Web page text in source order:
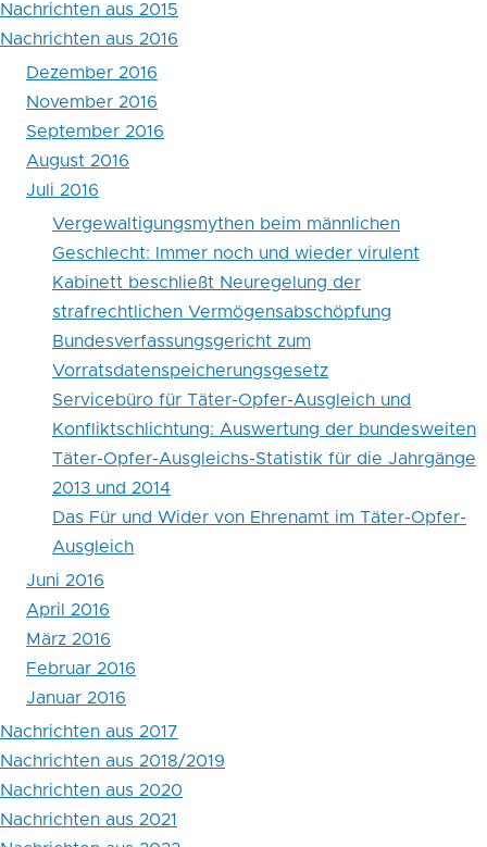
Nachrichten aus 2015
Nachrichten aus 2016
Dezember 2016
November 2016
September 2016
August 2016
Juli 2016
Vergewaltigungsmythen beim männlichen
Geschlecht: Immer noch und wieder virulent
Kabinett beschließt Neuregelung der
strafrechtlichen Vermögensabschöpfung
Bundesverfassungsgericht zum
Vorratsdatenspeicherungsgesetz
Servicebüro für Täter-Opfer-Ausgleich und
Konfliktschlichtung: Auswertung der bundesweiten
Täter-Opfer-Ausgleichs-Statistik für die Jahrgänge
2013 und 2014
Das Für und Wider von Ehrenamt im Täter-Opfer-
Ausgleich
Juni 2016
April 2016
März 2016
Februar 2016
Januar 2016
Nachrichten aus 2017
Nachrichten aus 2018/2019
Nachrichten aus 2020
Nachrichten aus 2021